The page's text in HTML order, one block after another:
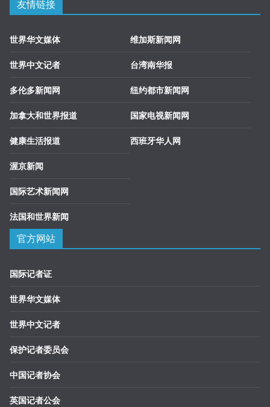
友情链接
世界华文媒体
世界中文记者
多伦多新闻网
加拿大和世界报道
健康生活报道
渥京新闻
国际艺术新闻网
法国和世界新闻
维加斯新闻网
台湾南华报
纽约都市新闻网
国家电视新闻网
西班牙华人网
官方网站
国际记者证
世界华文媒体
世界中文记者
保护记者委员会
中国记者协会
英国记者公会